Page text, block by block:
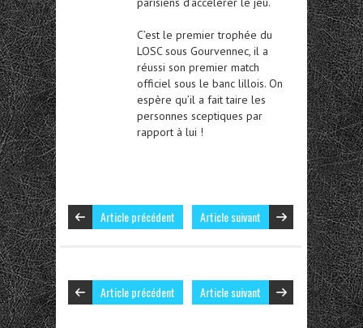
C’est le premier trophée du
LOSC sous Gourvennec, il a
réussi son premier match
officiel sous le banc lillois. On
espère qu’il a fait taire les
personnes sceptiques par
rapport à lui !
Article précédent Article suivant
Article précédent Article suivant